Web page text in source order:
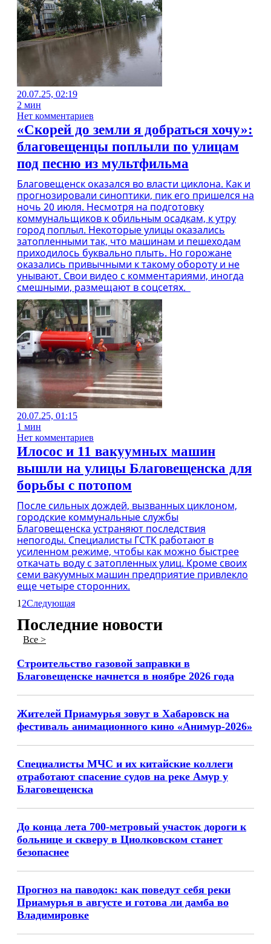
20.07.25, 02:19
2 мин
Нет комментариев
«Скорей до земли я добраться хочу»:
благовещенцы поплыли по улицам
под песню из мультфильма
Благовещенск оказался во власти циклона. Как и
прогнозировали синоптики, пик его пришелся на
ночь 20 июля. Несмотря на подготовку
коммунальщиков к обильным осадкам, к утру
город поплыл. Некоторые улицы оказались
затопленными так, что машинам и пешеходам
приходилось буквально плыть. Но горожане
оказались привычными к такому обороту и не
унывают. Свои видео с комментариями, иногда
смешными, размещают в соцсетях.
20.07.25, 01:15
1 мин
Нет комментариев
Илосос и 11 вакуумных машин
вышли на улицы Благовещенска для
борьбы с потопом
После сильных дождей, вызванных циклоном,
городские коммунальные службы
Благовещенска устраняют последствия
непогоды. Специалисты ГСТК работают в
усиленном режиме, чтобы как можно быстрее
откачать воду с затопленных улиц. Кроме своих
семи вакуумных машин предприятие привлекло
еще четыре сторонних.
1 2Следующая
Последние новости
Все >
Строительство газовой заправки в
Благовещенске начнется в ноябре 2026 года
Жителей Приамурья зовут в Хабаровск на
фестиваль анимационного кино «Анимур-2026»
Специалисты МЧС и их китайские коллеги
отработают спасение судов на реке Амур у
Благовещенска
До конца лета 700-метровый участок дороги к
больнице и скверу в Циолковском станет
безопаснее
Прогноз на паводок: как поведут себя реки
Приамурья в августе и готова ли дамба во
Владимировке